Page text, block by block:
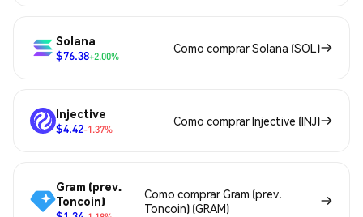
Solana
$76.38+2.00%
Como comprar Solana (SOL)
Injective
$4.42-1.37%
Como comprar Injective (INJ)
Gram (prev.
Toncoin)
Como comprar Gram (prev.
Toncoin) (GRAM)